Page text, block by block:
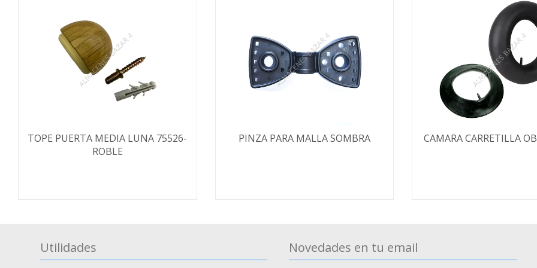
TOPE PUERTA MEDIA LUNA 75526-
ROBLE
PINZA PARA MALLA SOMBRA CAMARA CARRETILLA
Utilidades Novedades en tu email